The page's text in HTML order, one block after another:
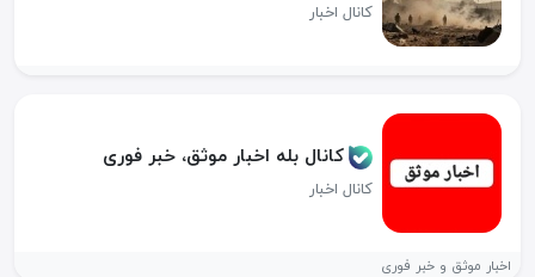
کانال اخبار
کانال بله اخبار موثق، خبر فوری
کانال اخبار
اخبار موثق و خبر فوری